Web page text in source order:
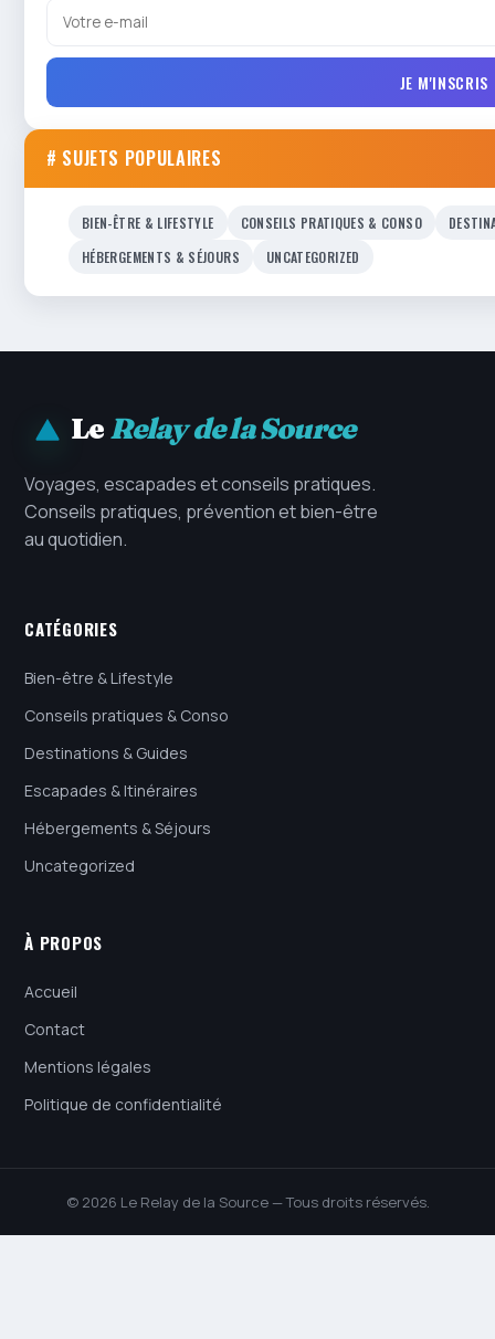
JE M'INSCRIS
# SUJETS POPULAIRES
BIEN-ÊTRE & LIFESTYLE CONSEILS PRATIQUES & CONSO
HÉBERGEMENTS & SÉJOURS
UNCATEGORIZED
LeRelay de la Source
Voyages, escapades et conseils pratiques.
Conseils pratiques, prévention et bien-être
au quotidien.
CATÉGORIES
Bien-être & Lifestyle
Conseils pratiques & Conso
Destinations & Guides
Escapades & Itinéraires
Hébergements & Séjours
Uncategorized
À PROPOS
Accueil
Contact
Mentions légales
Politique de confidentialité
© 2026 Le Relay de la Source — Tous droits réservés.